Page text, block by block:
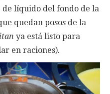
líquido del fondo de la
quedan posos de la
ya está listo para
en raciones).